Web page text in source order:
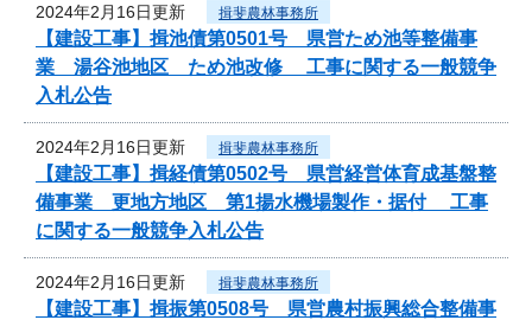
2024年2月16日更新 揖斐農林事務所
【建設工事】揖池債第0501号 県営ため池等整備事
業 湯谷池地区 ため池改修 工事に関する一般競争
入札公告
2024年2月16日更新 揖斐農林事務所
【建設工事】揖経債第0502号 県営経営体育成基盤整
備事業 更地方地区 第1揚水機場製作・据付 工事
に関する一般競争入札公告
2024年2月16日更新 揖斐農林事務所
【建設工事】揖振第0508号 県営農村振興総合整備事